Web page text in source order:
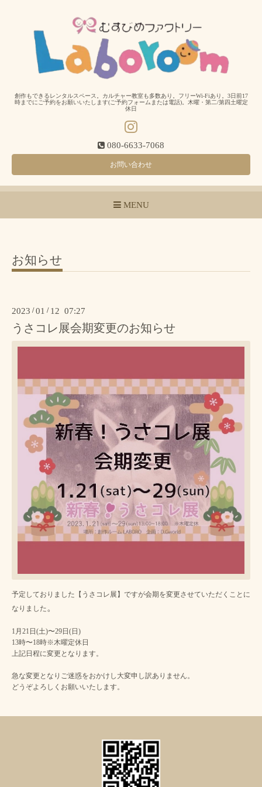
創作もできるレンタルスペース。カルチャー教室も多数あり。フリーWi-Fiあり。3日前17
時までにご予約をお願いいたします(ご予約フォームまたは電話)。木曜・第二/第四土曜定
休日
080-6633-7068
お問い合わせ
MENU
お知らせ
2023 /01 / 12 07:27
うさコレ展会期変更のお知らせ
予定しておりました【うさコレ展】ですが会期を変更させていただくことに
なりました 。
1月21日(土)〜29日(日)
13時〜18時※木曜定休日
上記日程に変更となります。
急な変更となりご迷惑をおかけし大変申し訳ありません。
どうぞよろしくお願いいたします。